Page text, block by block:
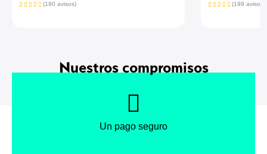
(190 avisos) (199 avisos)
Nuestros compromisos
Un pago seguro